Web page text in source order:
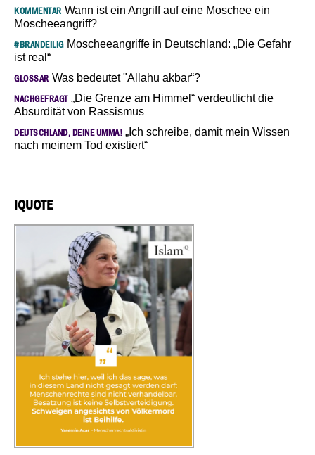
KOMMENTAR Wann ist ein Angriff auf eine Moschee ein
Moscheeangriff?
#BRANDEILIGMoscheeangriffe in Deutschland: „Die Gefahr
ist real“
GLOSSAR Was bedeutet "Allahu akbar“?
NACHGEFRAGT„Die Grenze am Himmel“ verdeutlicht die
Absurdität von Rassismus
DEUTSCHLAND, DEINE UMMA! „Ich schreibe, damit mein Wissen
nach meinem Tod existiert“
IQUOTE